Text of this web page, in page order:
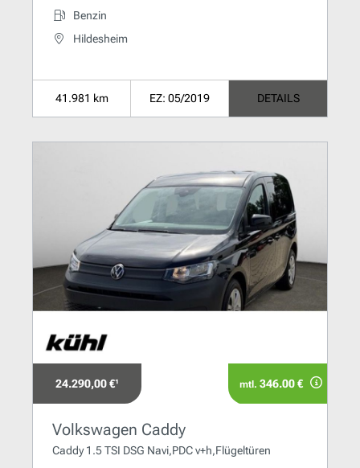
Benzin
Hildesheim
41.981 km EZ: 05/2019 DETAILS
24.290,00 €¹ mtl. 346.00 €
Volkswagen Caddy
Caddy 1.5 TSI DSG Navi,PDC v+h,Flügeltüren